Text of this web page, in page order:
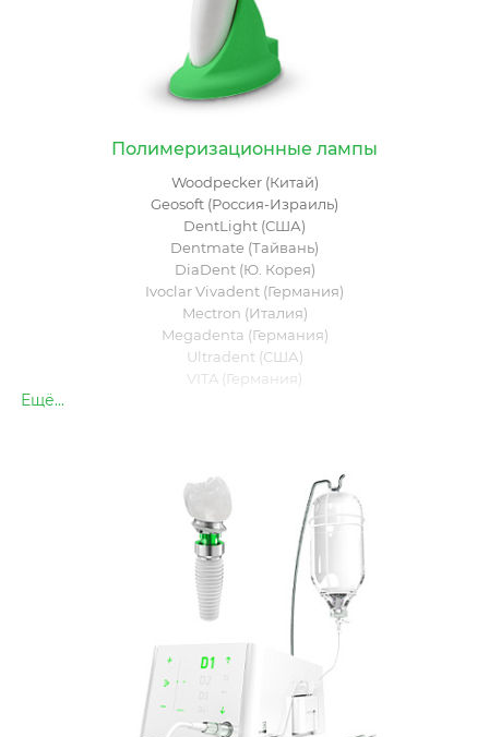
Полимеризационные лампы
Woodpecker (Китай)
Geosoft (Россия-Израиль)
DentLight (США)
Dentmate (Тайвань)
DiaDent (Ю. Корея)
Ivoclar Vivadent (Германия)
Mectron (Италия)
Megadenta (Германия)
Ultradent (США)
VITA (Германия)
Ещё...